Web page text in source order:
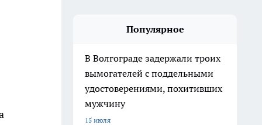
Популярное
В Волгограде задержали троих
вымогателей с поддельными
удостоверениями, похитивших
мужчину
15 июля